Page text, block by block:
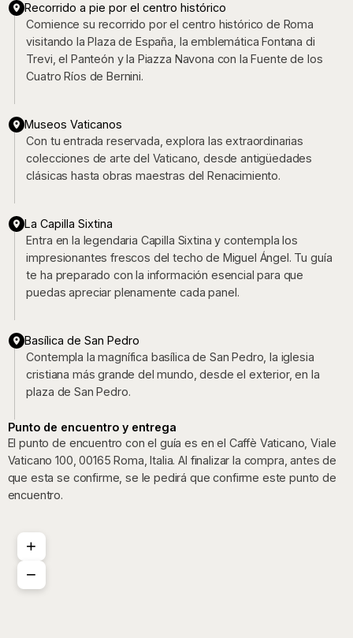
Recorrido a pie por el centro histórico
Comience su recorrido por el centro histórico de Roma
visitando la Plaza de España, la emblemática Fontana di
Trevi, el Panteón y la Piazza Navona con la Fuente de los
Cuatro Ríos de Bernini.
Museos Vaticanos
Con tu entrada reservada, explora las extraordinarias
colecciones de arte del Vaticano, desde antigüedades
clásicas hasta obras maestras del Renacimiento.
La Capilla Sixtina
Entra en la legendaria Capilla Sixtina y contempla los
impresionantes frescos del techo de Miguel Ángel. Tu guía
te ha preparado con la información esencial para que
puedas apreciar plenamente cada panel.
Basílica de San Pedro
Contempla la magnífica basílica de San Pedro, la iglesia
cristiana más grande del mundo, desde el exterior, en la
plaza de San Pedro.
Punto de encuentro y entrega
El punto de encuentro con el guía es en el Caffè Vaticano, Viale
Vaticano 100, 00165 Roma, Italia. Al finalizar la compra, antes de
que esta se confirme, se le pedirá que confirme este punto de
encuentro.
+
−